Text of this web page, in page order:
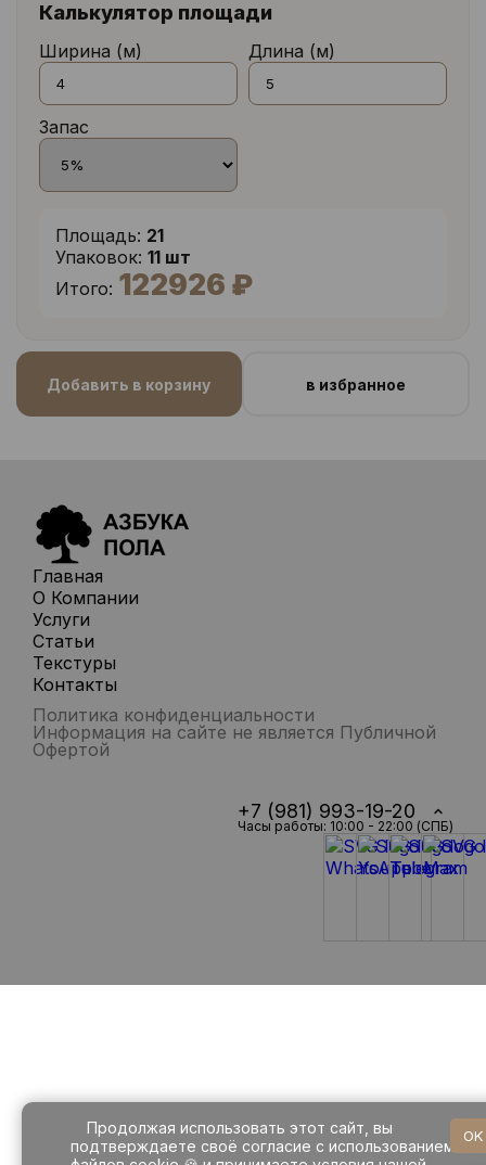
Калькулятор площади
Ширина (м) Длина (м)
Запас
Площадь: 21
Упаковок: 11 шт
Итого: 122926 ₽
Добавить в корзину в избранное
Главная
О Компании
Услуги
Статьи
Текстуры
Контакты
Политика конфиденциальности
Информация на сайте не является Публичной
Офертой
+7 (981) 993-19-20
Часы работы: 10:00 - 22:00 (СПБ)
Продолжая использовать этот сайт, вы
подтверждаете своё согласие с использованием
OK